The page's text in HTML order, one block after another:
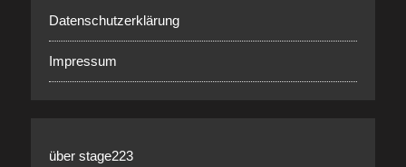
Datenschutzerklärung
Impressum
über stage223